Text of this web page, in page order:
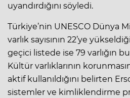
uyandırdığını söyledi.
Türkiye’nin UNESCO Dünya
varlık sayısının 22’ye
geçici listede ise 79 varlığın
Kültür varlıklarının
aktif kullanıldığını belirten
sistemler ve kimliklendirme